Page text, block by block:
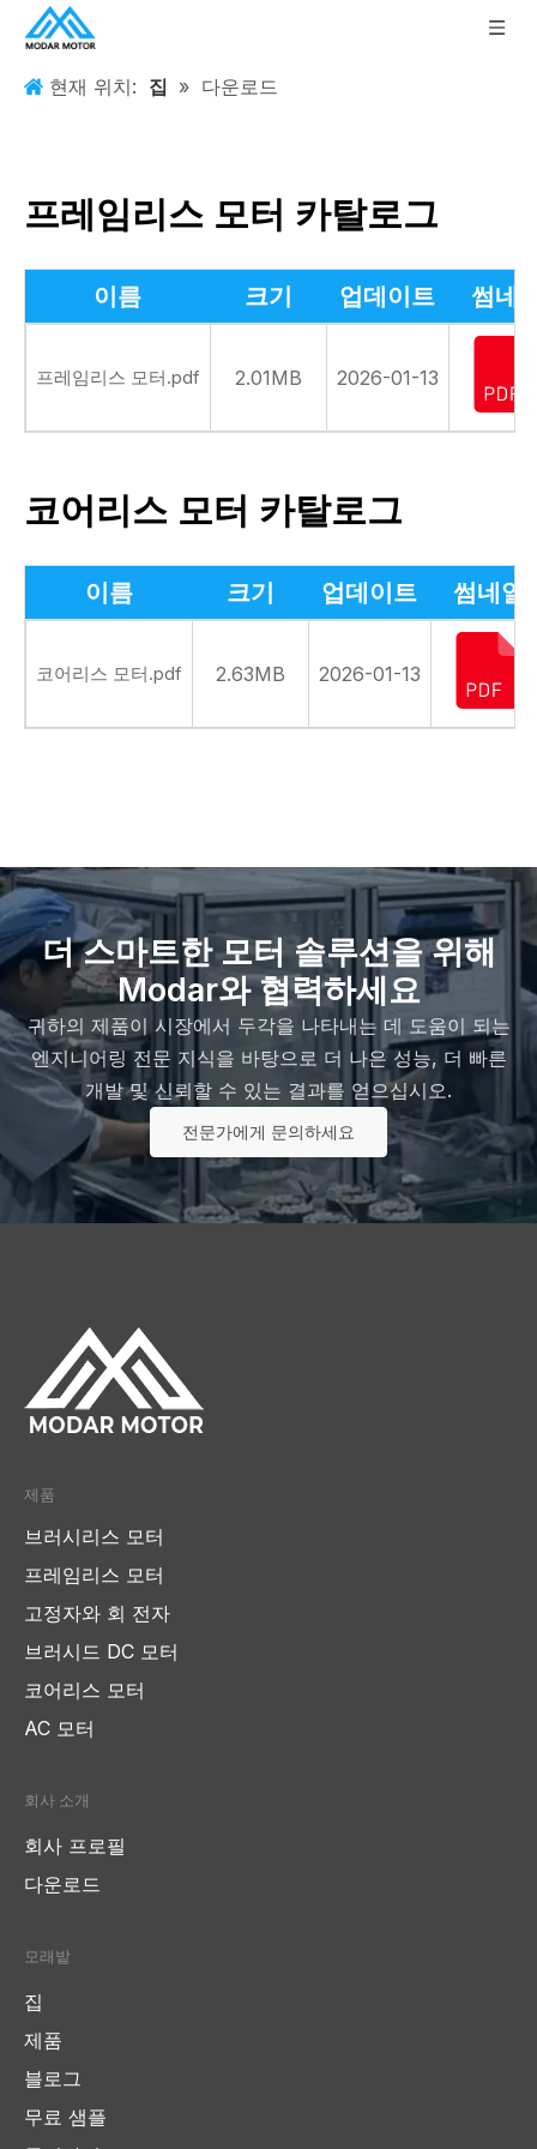
현재 위치: 집 » 다운로드
프레임리스 모터 카탈로그
이름 크기 업데이트 썸네
프레임리스 모터.pdf 2.01MB 2026-01-13
코어리스 모터 카탈로그
이름 크기 업데이트 썸네일
코어리스 모터.pdf 2.63MB 2026-01-13
더 스마트한 모터 솔루션을 위해
Modar와 협력하세요
귀하의 제품이 시장에서 두각을 나타내는 데 도움이 되는
엔지니어링 전문 지식을 바탕으로 더 나은 성능, 더 빠른
개발 및 신뢰할 수 있는 결과를 얻으십시오.
전문가에게 문의하세요
제품
브러시리스 모터
프레임리스 모터
고정자와 회 전자
브러시드 DC 모터
코어리스 모터
AC 모터
회사 소개
회사 프로필
다운로드
모래밭
집
제품
블로그
무료 샘플